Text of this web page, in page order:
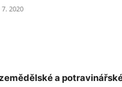
7. 2020
a